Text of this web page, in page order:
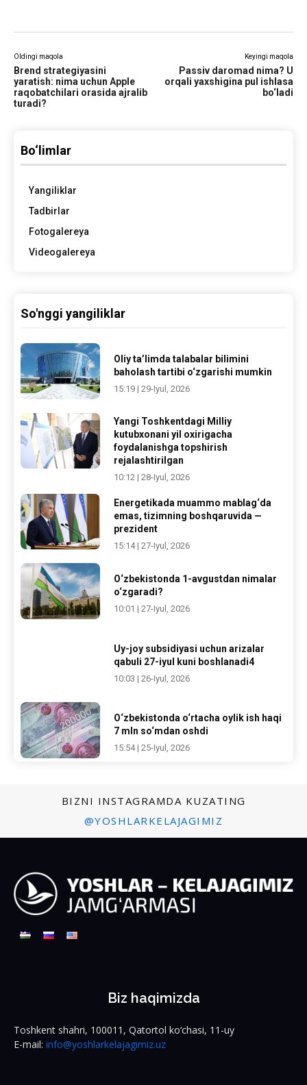
Oldingi maqola
Brend strategiyasini
yaratish: nima uchun Apple
raqobatchilari orasida ajralib
turadi?
Keyingi maqola
Passiv daromad nima? U
orqali yaxshigina pul ishlasa
bo‘ladi
Bo‘limlar
Yangiliklar
Tadbirlar
Fotogalereya
Videogalereya
So'nggi yangiliklar
Oliy ta’limda talabalar bilimini
baholash tartibi o‘zgarishi mumkin
15:19 | 29-Iyul, 2026
Yangi Toshkentdagi Milliy
kutubxonani yil oxirigacha
foydalanishga topshirish
rejalashtirilgan
10:12 | 28-Iyul, 2026
Energetikada muammo mablag‘da
emas, tizimning boshqaruvida —
prezident
15:14 | 27-Iyul, 2026
O‘zbekistonda 1-avgustdan nimalar
o‘zgaradi?
10:01 | 27-Iyul, 2026
Uy-joy subsidiyasi uchun arizalar
qabuli 27-iyul kuni boshlanadi4
10:03 | 26-Iyul, 2026
O‘zbekistonda o‘rtacha oylik ish haqi
7 mln so‘mdan oshdi
15:54 | 25-Iyul, 2026
BIZNI INSTAGRAMDA KUZATING
@YOSHLARKELAJAGIMIZ
Biz haqimizda
Toshkent shahri, 100011, Qatortol ko‘chasi, 11-uy
E-mail: info@yoshlarkelajagimiz.uz